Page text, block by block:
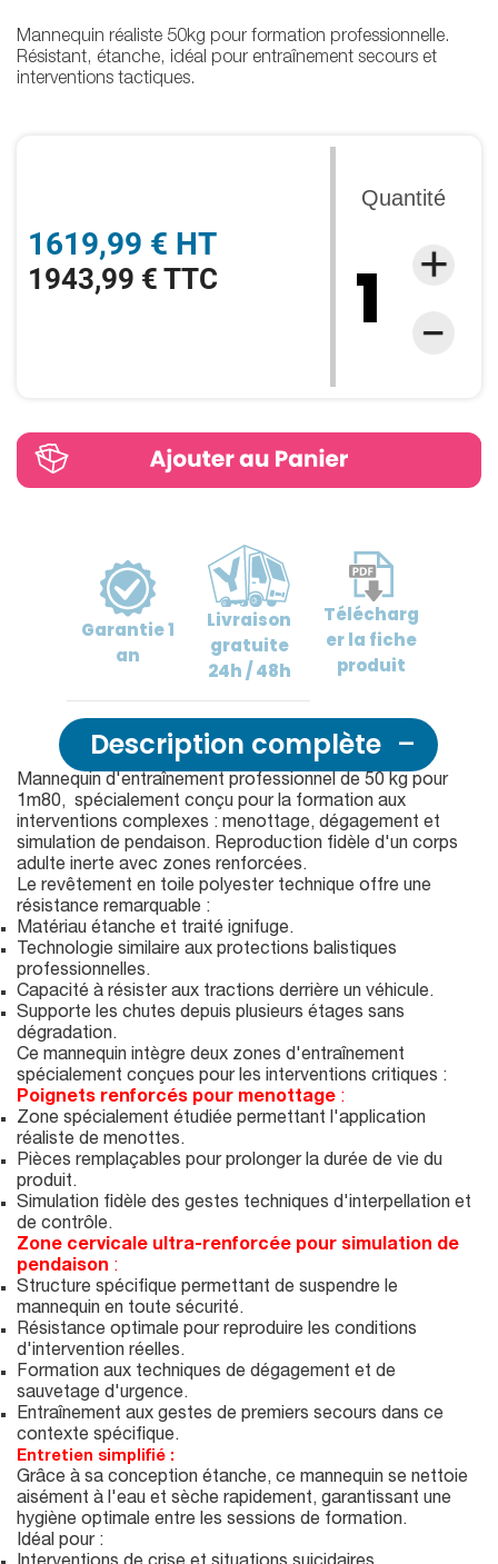
1619,99 € HT
1943,99 € TTC
Quantité
Mannequin réaliste 50kg pour formation professionnelle.
Résistant, étanche, idéal pour entraînement secours et
interventions tactiques.
Garantie1
an
Livraison
gratuite
24h / 48h
Télécharg
erla fiche
produit
Description complète
Mannequin d'entraînement professionnel de 50 kg pour
1m80, spécialement conçu pour la formation aux
interventions complexes : menottage, dégagement et
simulation de pendaison. Reproduction fidèle d'un corps
adulte inerte avec zones renforcées.
Le revêtement en toile polyester technique offre une
résistance remarquable :
Matériau étanche et traité ignifuge.
Technologie similaire aux protections balistiques
professionnelles.
Capacité à résister aux tractions derrière un véhicule.
Supporte les chutes depuis plusieurs étages sans
dégradation.
Ce mannequin intègre deux zones d'entraînement
spécialement conçues pour les interventions critiques :
Poignets renforcés pour menottage :
Zone spécialement étudiée permettant l'application
réaliste de menottes.
Pièces remplaçables pour prolonger la durée de vie du
produit.
Simulation fidèle des gestes techniques d'interpellation et
de contrôle.
Zone cervicale ultra-renforcée pour simulation de
pendaison :
Structure spécifique permettant de suspendre le
mannequin en toute sécurité.
Résistance optimale pour reproduire les conditions
d'intervention réelles.
Formation aux techniques de dégagement et de
sauvetage d'urgence.
Entraînement aux gestes de premiers secours dans ce
contexte spécifique.
Entretien simplifié :
Grâce à sa conception étanche, ce mannequin se nettoie
aisément à l'eau et sèche rapidement, garantissant une
hygiène optimale entre les sessions de formation.
Idéal pour :